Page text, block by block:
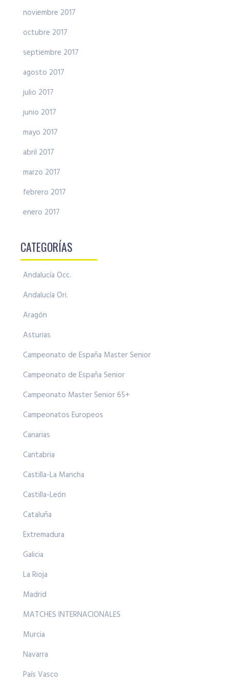
noviembre 2017
octubre 2017
septiembre 2017
agosto 2017
julio 2017
junio 2017
mayo 2017
abril 2017
marzo 2017
febrero 2017
enero 2017
CATEGORÍAS
Andalucía Occ.
Andalucía Ori.
Aragón
Asturias
Campeonato de España Master Senior
Campeonato de España Senior
Campeonato Master Senior 65+
Campeonatos Europeos
Canarias
Cantabria
Castilla-La Mancha
Castilla-León
Cataluña
Extremadura
Galicia
La Rioja
Madrid
MATCHES INTERNACIONALES
Murcia
Navarra
País Vasco